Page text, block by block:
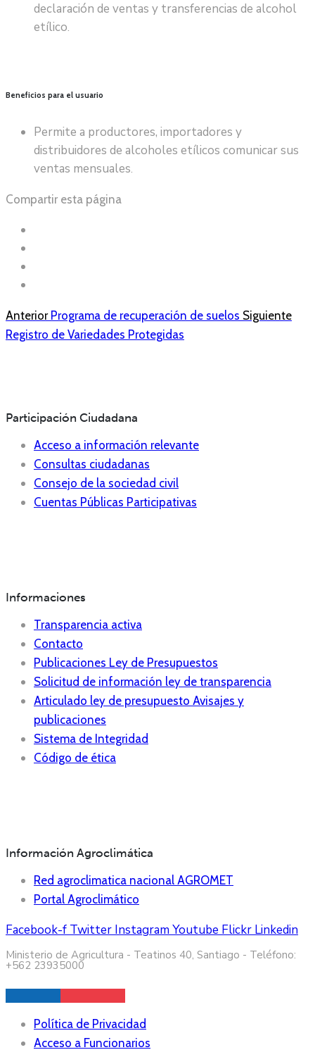
declaración de ventas y transferencias de alcohol
etílico.
Beneficios para el usuario
Permite a productores, importadores y
distribuidores de alcoholes etílicos comunicar sus
ventas mensuales.
Compartir esta página
Anterior Programa de recuperación de suelos Siguiente
Registro de Variedades Protegidas
Participación Ciudadana
Acceso a información relevante
Consultas ciudadanas
Consejo de la sociedad civil
Cuentas Públicas Participativas
Informaciones
Transparencia activa
Contacto
Publicaciones Ley de Presupuestos
Solicitud de información ley de transparencia
Articulado ley de presupuesto Avisajes y
publicaciones
Sistema de Integridad
Código de ética
Información Agroclimática
Red agroclimatica nacional AGROMET
Portal Agroclimático
Facebook-f Twitter InstagramYoutube Flickr Linkedin
Ministerio de Agricultura - Teatinos 40, Santiago - Teléfono:
+562 23935000
Política de Privacidad
Acceso a Funcionarios